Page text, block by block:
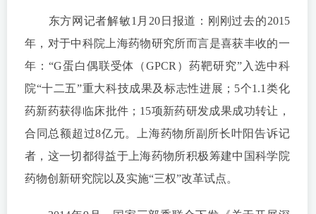
东方网记者解敏1月20日报道：刚刚过去的2015
年，对于中科院上海药物研究所而言是喜获丰收的一
年：“G蛋白偶联受体（GPCR）药靶研究”入选中科
院“十二五”重大科技成果及标志性进展；5个1.1类化
药新药获得临床批件；15项新药研发成果成功转让，
合同总额超过8亿元。上海药物所副所长叶阳告诉记
者，这一切都得益于上海药物所积极筹建中国科学院
药物创新研究院以及实施“三权”改革试点。